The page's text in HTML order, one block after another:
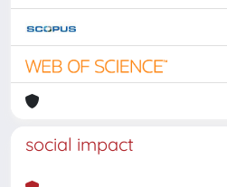
social impact